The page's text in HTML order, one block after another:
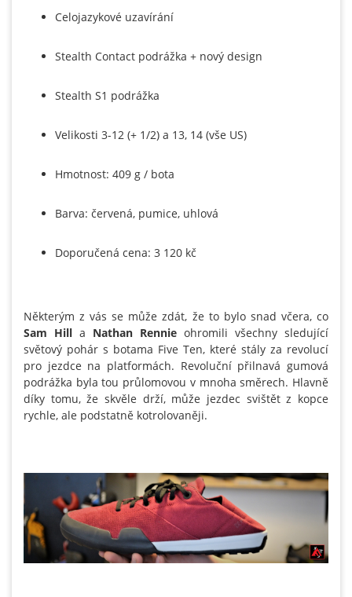
Celojazykové uzavírání
Stealth Contact podrážka + nový design
Stealth S1 podrážka
Velikosti 3-12 (+ 1/2) a 13, 14 (vše US)
Hmotnost: 409 g / bota
Barva: červená, pumice, uhlová
Doporučená cena: 3 120 kč
Některým z vás se může zdát, že to bylo snad včera, co
Sam Hill a Nathan Rennie ohromili všechny sledující
světový pohár s botama Five Ten, které stály za revolucí
pro jezdce na platformách. Revoluční přilnavá gumová
podrážka byla tou průlomovou v mnoha směrech. Hlavně
díky tomu, že skvěle drží, může jezdec svištět z kopce
rychle, ale podstatně kotrolovaněji.